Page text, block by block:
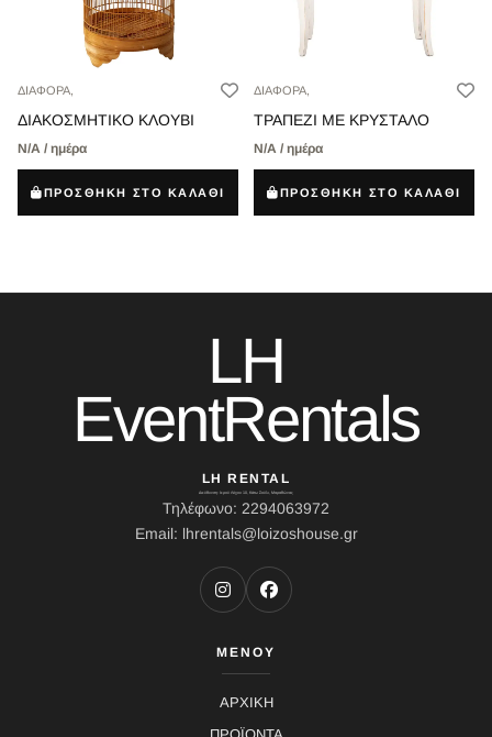
ΔΙΑΦΟΡΑ,
ΔΙΑΚΟΣΜΗΤΙΚΟ ΚΛΟΥΒΙ
Ν/Α / ημέρα
ΠΡΟΣΘΗΚΗ ΣΤΟ ΚΑΛΑΘΙ
ΔΙΑΦΟΡΑ,
ΤΡΑΠΕΖΙ ΜΕ ΚΡΥΣΤΑΛΟ
Ν/Α / ημέρα
ΠΡΟΣΘΗΚΗ ΣΤΟ ΚΑΛΑΘΙ
LH
EventRentals
LH RENTAL
Διεύθυνση: Ιερού Λόχου 10, Κάτω Σούλι, Μαραθώνας
Τηλέφωνο: 2294063972
Email: lhrentals@loizoshouse.gr
ΜΕΝΟΥ
ΑΡΧΙΚΗ